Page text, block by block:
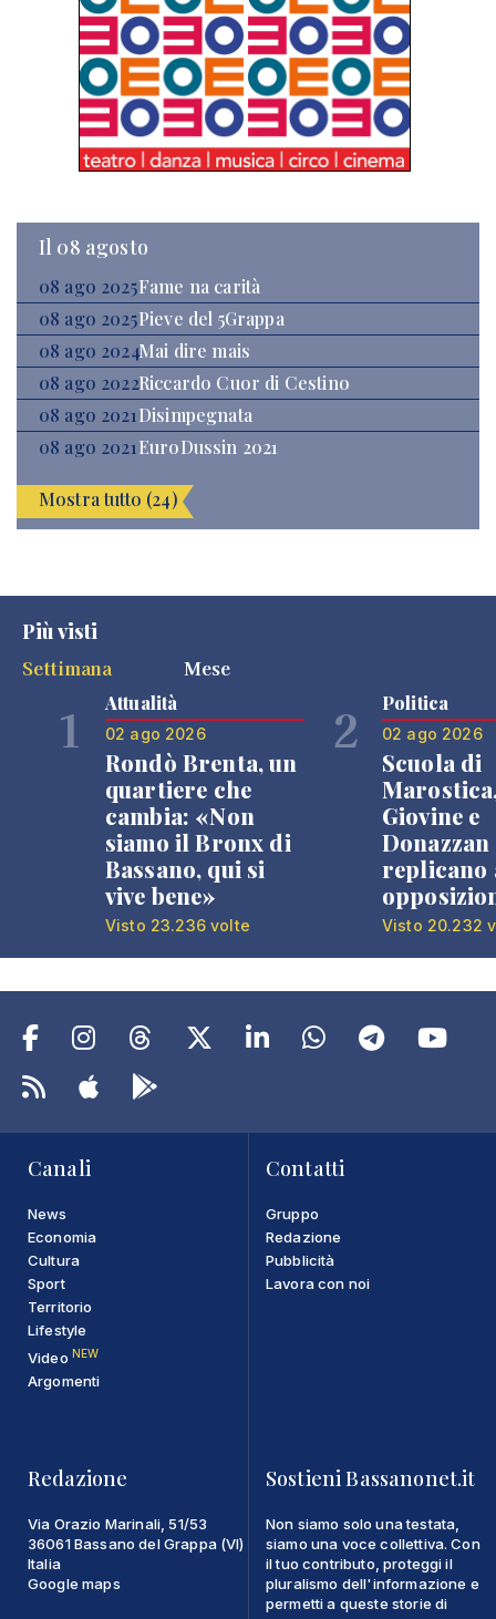
Il 08 agosto
08 ago 2025Fame na carità
08 ago 2025Pieve del 5Grappa
08 ago 2024Mai dire mais
08 ago 2022Riccardo Cuor di Cestino
08 ago 2021Disimpegnata
08 ago 2021EuroDussin 2021
Mostra tutto (24)
Più visti
Settimana
Mese
1 Attualità
02 ago 2026
Rondò Brenta, un
quartiere che
cambia: «Non
siamo il Bronx di
Bassano, qui si
vive bene»
Visto 23.236 volte
2 Politica
02 ago 2026
Scuola di
Giovine e
Donazzan
replicano
Visto 20.232
Canali
News
Economia
Cultura
Sport
Territorio
Lifestyle
Video NEW
Argomenti
Contatti
Gruppo
Redazione
Pubblicità
Lavora con noi
Redazione
Via Orazio Marinali, 51/53
36061 Bassano del Grappa (VI)
Italia
Google maps
Sostieni Bassanonet.it
Non siamo solo una testata,
siamo una voce collettiva. Con
il tuo contributo, proteggi il
pluralismo dell'informazione e
permetti a queste storie di